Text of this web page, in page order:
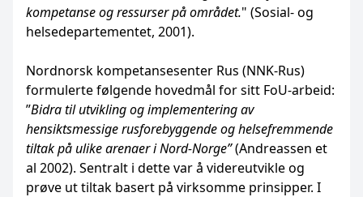
kompetanse og ressurser på området." (Sosial- og
helsedepartementet, 2001).
Nordnorsk kompetansesenter Rus (NNK-Rus)
formulerte følgende hovedmål for sitt FoU-arbeid:
”Bidra til utvikling og implementering av
hensiktsmessige rusforebyggende og helsefremmende
tiltak på ulike arenaer i Nord-Norge”(Andreassen et
al 2002). Sentralt i dette var å videreutvikle og
prøve ut tiltak basert på virksomme prinsipper. I